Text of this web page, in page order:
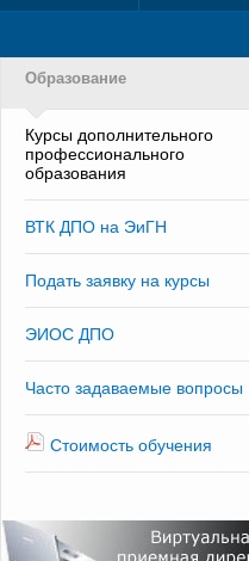
Образование
Курсы дополнительного
профессионального
образования
ВТК ДПО на ЭиГН
Подать заявку на курсы
ЭИОС ДПО
Часто задаваемые вопросы
Стоимость обучения